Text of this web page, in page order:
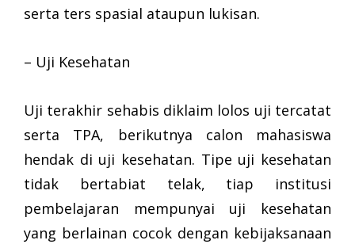
serta ters spasial ataupun lukisan.
– Uji Kesehatan
Uji terakhir sehabis diklaim lolos uji tercatat
serta TPA, berikutnya calon mahasiswa
hendak di uji kesehatan. Tipe uji kesehatan
tidak bertabiat telak, tiap institusi
pembelajaran mempunyai uji kesehatan
yang berlainan cocok dengan kebijaksanaan